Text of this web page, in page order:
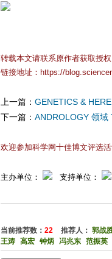
转载本文请联系原作者获取授
链接地址： https://
上一篇： GENETICS &
下一篇： ANDROLOGY 领域
欢迎参加科学网十佳博文评选活
主办单位： 支持单位：
当前推荐数： 22 推荐人： 郭战
王涛 高宏 钟炳 冯兆东 范振英